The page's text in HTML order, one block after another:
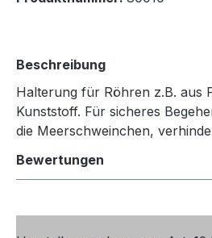
Beschreibung
Halterung für Röhren z.B. aus
Kunststoff. Für sicheres
die Meerschweinchen,
Bewertungen